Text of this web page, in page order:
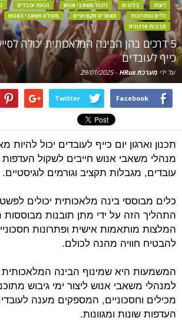
דעות בלוגים ניהול משאבי אנוש הנעת עובדים
כלים ופתרונות
מאמרים מקצועיים מעולם משאבי האנוש
תרבות ארגונית
5 דרכים בהן הבינה המלאכותית יכולה
כייף לעובדים
על ידי מערכת HRus -
29/01/2025
Facebook
Twitter
תכנון וארגון יום כייף לעובדים יכול להיות
מנהלי משאבי אנוש חייבים לשקול העדפות
עובדים, מגבלות תקציב וגורמים לוגיסטיים.
כלים מבוססי בינה מלאכותית יכולים
התהליך הזה על ידי מתן תובנות מבוססות
המלצות מותאמות אישית ופתרונות
להבטיח חוויה מהנה לכולם.
המשמעות היא שמינוף הבינה
למנהלי משאבי אנוש ליצור ימי גיבוש
מכילים וחסכוניים, המספקים מענה
העדפות שונות ומגוונות.